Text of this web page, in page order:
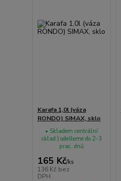
Karafa 1,0l (váza
RONDO) SIMAX, sklo
165 Kč/ks
136 Kč bez
DPH
• Skladem centrální
sklad | odešleme do 2-3
prac. dnů